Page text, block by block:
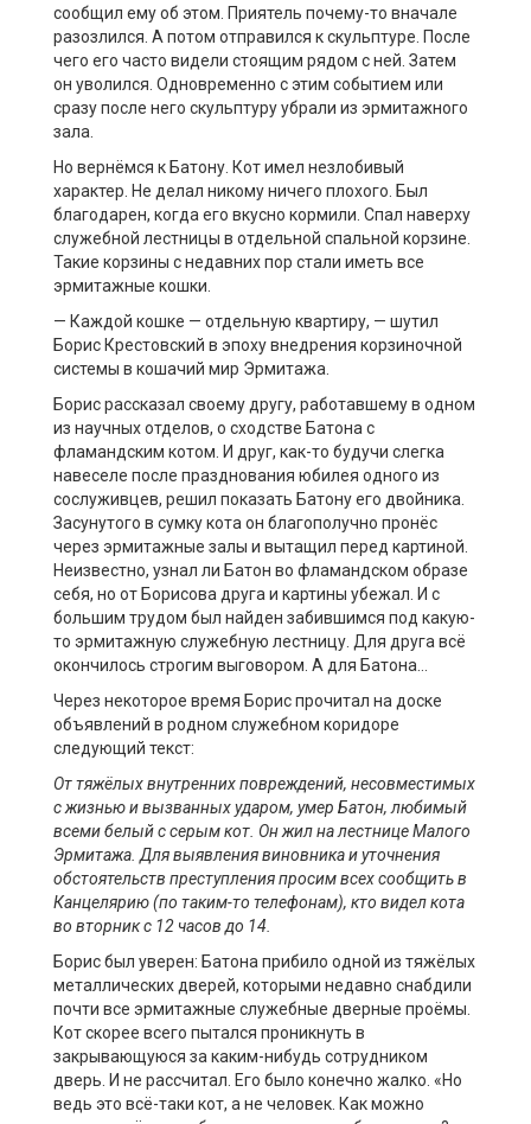
сообщил ему об этом. Приятель почему-то вначале
разозлился. А потом отправился к скульптуре. После
чего его часто видели стоящим рядом с ней. Затем
он уволился. Одновременно с этим событием или
сразу после него скульптуру убрали из эрмитажного
зала.
Но вернёмся к Батону. Кот имел незлобивый
характер. Не делал никому ничего плохого. Был
благодарен, когда его вкусно кормили. Спал наверху
служебной лестницы в отдельной спальной корзине.
Такие корзины с недавних пор стали иметь все
эрмитажные кошки.
— Каждой кошке — отдельную квартиру, — шутил
Борис Крестовский в эпоху внедрения корзиночной
системы в кошачий мир Эрмитажа.
Борис рассказал своему другу, работавшему в одном
из научных отделов, о сходстве Батона с
фламандским котом. И друг, как-то будучи слегка
навеселе после празднования юбилея одного из
сослуживцев, решил показать Батону его двойника.
Засунутого в сумку кота он благополучно пронёс
через эрмитажные залы и вытащил перед картиной.
Неизвестно, узнал ли Батон во фламандском образе
себя, но от Борисова друга и картины убежал. И с
большим трудом был найден забившимся под какую-
то эрмитажную служебную лестницу. Для друга всё
окончилось строгим выговором. А для Батона…
Через некоторое время Борис прочитал на доске
объявлений в родном служебном коридоре
следующий текст:
От тяжёлых внутренних повреждений, несовместимых
с жизнью и вызванных ударом, умер Батон, любимый
всеми белый с серым кот. Он жил на лестнице Малого
Эрмитажа. Для выявления виновника и уточнения
обстоятельств преступления просим всех сообщить в
Канцелярию (по таким-то телефонам), кто видел кота
во вторник с 12 часов до 14.
Борис был уверен: Батона прибило одной из тяжёлых
металлических дверей, которыми недавно снабдили
почти все эрмитажные служебные дверные проёмы.
Кот скорее всего пытался проникнуть в
закрывающуюся за каким-нибудь сотрудником
дверь. И не рассчитал. Его было конечно жалко. «Но
ведь это всё-таки кот, а не человек. Как можно